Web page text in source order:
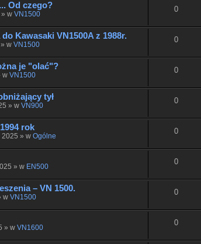
Od czego?
w VN1500
0
Kawasaki VN1500A z 1988r.
w VN1500
0
je "olać"?
w VN1500
0
tył
» w VN900
0
rok
» w Ogólne
0
» w EN500
0
– VN 1500.
w VN1500
0
» w VN1600
0